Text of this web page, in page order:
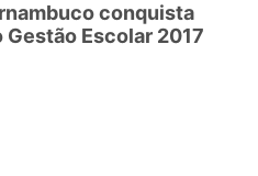
conquista
Escolar 2017